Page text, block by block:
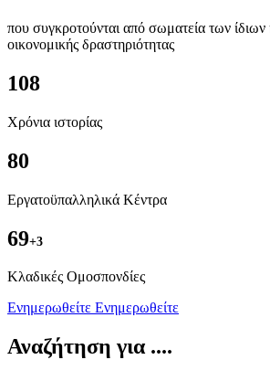
που συγκροτούνται από σωματεία των
οικονομικής δραστηριότητας
108
Χρόνια ιστορίας
80
Εργατοϋπαλληλικά Κέντρα
69+3
Kλαδικές Ομοσπονδίες
Ενημερωθείτε Ενημερωθείτε
Αναζήτηση για ....